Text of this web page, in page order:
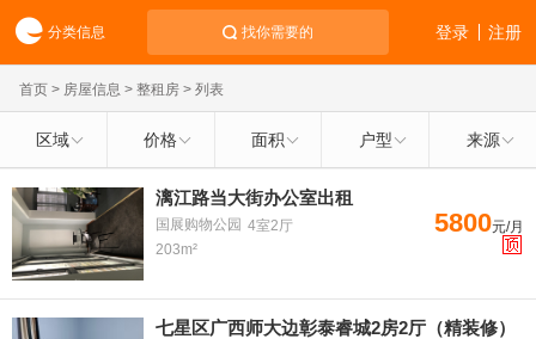
分类信息 找你需要的 注册
登录
首页 > 房屋信息 > 整租房 > 列表
区域 价格 面积 户型 来源
漓江路当大街办公室出租
国展购物公园 4室2厅
203m²
5800元/月
七星区广西师大边彰泰睿城2房2厅（精装修）